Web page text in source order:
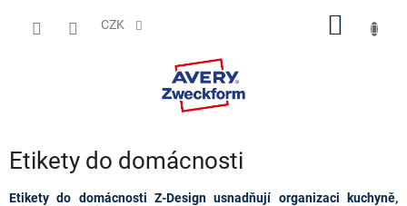
CZK
Etikety do domácnosti
Etikety do domácnosti Z-Design usnadňují organizaci kuchyně,